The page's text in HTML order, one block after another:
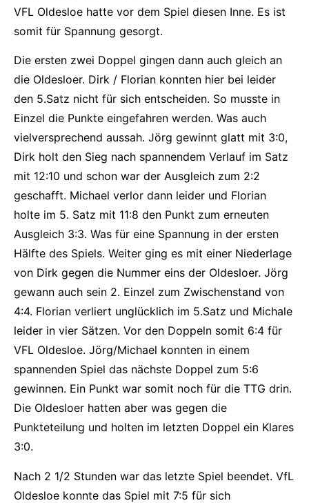
VFL Oldesloe hatte vor dem Spiel diesen Inne. Es ist
somit für Spannung gesorgt.
Die ersten zwei Doppel gingen dann auch gleich an
die Oldesloer. Dirk / Florian konnten hier bei leider
den 5.Satz nicht für sich entscheiden. So musste in
Einzel die Punkte eingefahren werden. Was auch
vielversprechend aussah. Jörg gewinnt glatt mit 3:0,
Dirk holt den Sieg nach spannendem Verlauf im Satz
mit 12:10 und schon war der Ausgleich zum 2:2
geschafft. Michael verlor dann leider und Florian
holte im 5. Satz mit 11:8 den Punkt zum erneuten
Ausgleich 3:3. Was für eine Spannung in der ersten
Hälfte des Spiels. Weiter ging es mit einer Niederlage
von Dirk gegen die Nummer eins der Oldesloer. Jörg
gewann auch sein 2. Einzel zum Zwischenstand von
4:4. Florian verliert unglücklich im 5.Satz und Michale
leider in vier Sätzen. Vor den Doppeln somit 6:4 für
VFL Oldesloe. Jörg/Michael konnten in einem
spannenden Spiel das nächste Doppel zum 5:6
gewinnen. Ein Punkt war somit noch für die TTG drin.
Die Oldesloer hatten aber was gegen die
Punkteteilung und holten im letzten Doppel ein Klares
3:0.
Nach 2 1/2 Stunden war das letzte Spiel beendet. VfL
Oldesloe konnte das Spiel mit 7:5 für sich